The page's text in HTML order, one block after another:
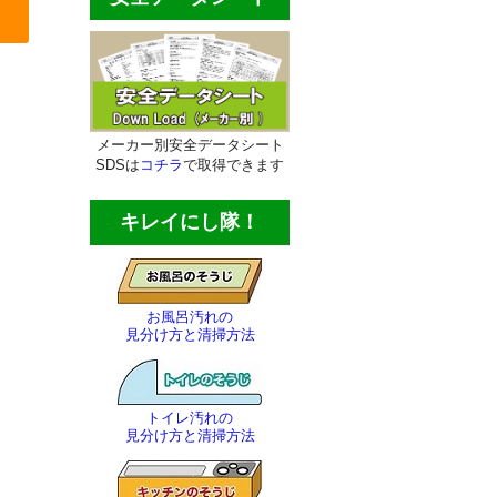
メーカー別安全データシート
SDSは コチラで取得できます
キレイにし隊！
お風呂汚れの
見分け方と清掃方法
トイレ汚れの
見分け方と清掃方法